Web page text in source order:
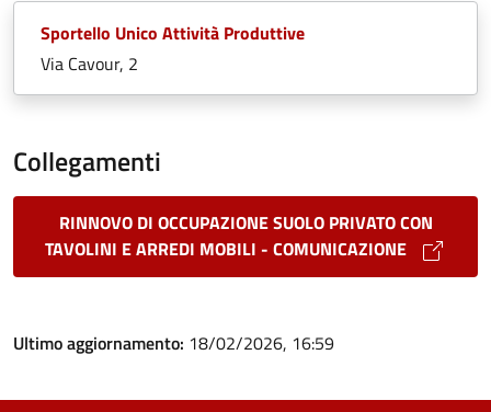
Sportello Unico Attività Produttive
Via Cavour, 2
Collegamenti
RINNOVO DI OCCUPAZIONE SUOLO PRIVATO CON
TAVOLINI E ARREDI MOBILI - COMUNICAZIONE
Ultimo aggiornamento: 18/02/2026, 16:59